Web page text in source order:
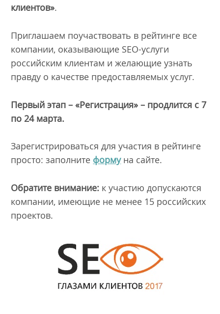
клиентов».
Приглашаем поучаствовать в рейтинге все
компании, оказывающие SEO-услуги
российским клиентам и желающие узнать
правду о качестве предоставляемых услуг.
Первый этап – «Регистрация» – продлится с 7
по 24 марта.
Зарегистрироваться для участия в рейтинге
просто: заполните формуна сайте.
Обратите внимание: к участию допускаются
компании, имеющие не менее 15 российских
проектов.